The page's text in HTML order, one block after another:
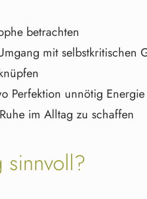
betrachten
mit selbstkritischen
Perfektion unnötig Energie
im Alltag zu schaffen
sinnvoll?